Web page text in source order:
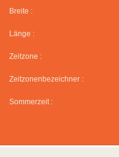
Breite :
Länge :
Zeitzone :
Zeitzonenbezeichner :
Sommerzeit :